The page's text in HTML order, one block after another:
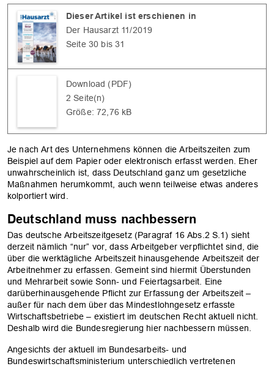
Dieser Artikel ist erschienen in
Der Hausarzt 11/2019
Seite 30 bis 31
Download (PDF)
2 Seite(n)
Größe: 72,76 kB
Je nach Art des Unternehmens können die Arbeitszeiten zum
Beispiel auf dem Papier oder elektronisch erfasst werden. Eher
unwahrscheinlich ist, dass Deutschland ganz um gesetzliche
Maßnahmen herumkommt, auch wenn teilweise etwas anderes
kolportiert wird.
Deutschland muss nachbessern
Das deutsche Arbeitszeitgesetz (Paragraf 16 Abs.2 S.1) sieht
derzeit nämlich “nur” vor, dass Arbeitgeber verpflichtet sind, die
über die werktägliche Arbeitszeit hinausgehende Arbeitszeit der
Arbeitnehmer zu erfassen. Gemeint sind hiermit Überstunden
und Mehrarbeit sowie Sonn- und Feiertagsarbeit. Eine
darüberhinausgehende Pflicht zur Erfassung der Arbeitszeit –
außer für nach dem über das Mindestlohngesetz erfasste
Wirtschaftsbetriebe – existiert im deutschen Recht aktuell nicht.
Deshalb wird die Bundesregierung hier nachbessern müssen.
Angesichts der aktuell im Bundesarbeits- und
Bundeswirtschaftsministerium unterschiedlich vertretenen